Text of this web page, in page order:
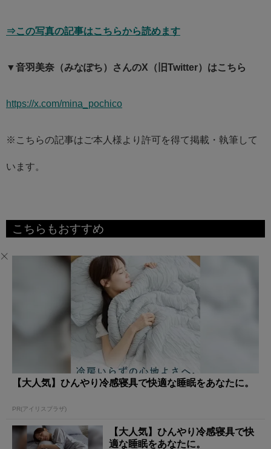
⇒この写真の記事はこちらから読めます
▼音羽美奈（みなぽち）さんのX（旧Twitter）はこちら
https://x.com/mina_pochico
※こちらの記事はご本人様より許可を得て掲載・執筆して
います。
こちらもおすすめ
【大人気】ひんやり冷感寝具で快適な睡眠をあなたに。
PR(アイリスプラザ)
【大人気】ひんやり冷感寝具で快
適な睡眠をあなたに。